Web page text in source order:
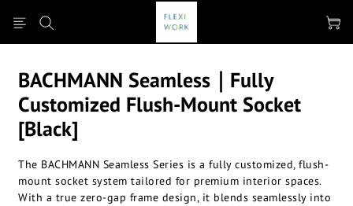
BACHMANN Seamless｜Fully
Customized Flush-Mount Socket
[Black]
The BACHMANN Seamless Series is a fully customized, flush-
mount socket system tailored for premium interior spaces.
With a true zero-gap frame design, it blends seamlessly into